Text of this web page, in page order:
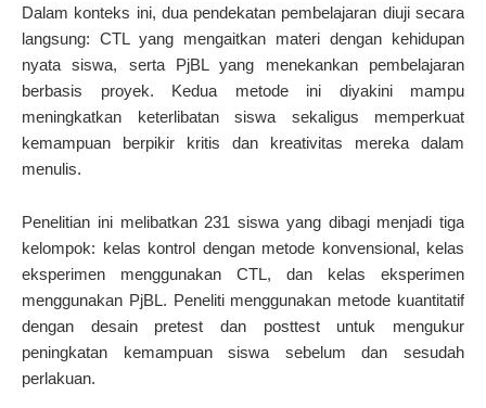
Dalam konteks ini, dua pendekatan pembelajaran diuji secara
langsung: CTL yang mengaitkan materi dengan kehidupan
nyata siswa, serta PjBL yang menekankan pembelajaran
berbasis proyek. Kedua metode ini diyakini mampu
meningkatkan keterlibatan siswa sekaligus memperkuat
kemampuan berpikir kritis dan kreativitas mereka dalam
menulis.
Penelitian ini melibatkan 231 siswa yang dibagi menjadi tiga
kelompok: kelas kontrol dengan metode konvensional, kelas
eksperimen menggunakan CTL, dan kelas eksperimen
menggunakan PjBL. Peneliti menggunakan metode kuantitatif
dengan desain pretest dan posttest untuk mengukur
peningkatan kemampuan siswa sebelum dan sesudah
perlakuan.